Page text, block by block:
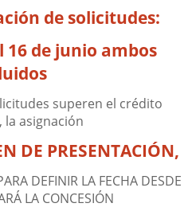
de solicitudes:
16 de junio ambos
superen el crédito
la asignación
DE PRESENTACIÓN,
DEFINIR LA FECHA DESDE
LA CONCESIÓN